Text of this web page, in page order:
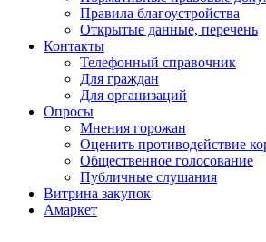
Правила благоустройства
Открытые данные, перечень
Контакты
Телефонный справочник
Для граждан
Для организаций
Опросы
Мнения горожан
Оценить противодействие
Общественное голосование
Публичные слушания
Витрина закупок
Амаркет